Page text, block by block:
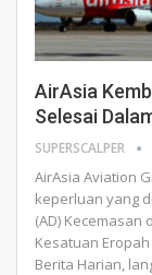
AirAsia
Selesai
SUPERSCALPER
AirAsia Aviation
keperluan yang
(AD)
Kesatuan
Berita Harian,